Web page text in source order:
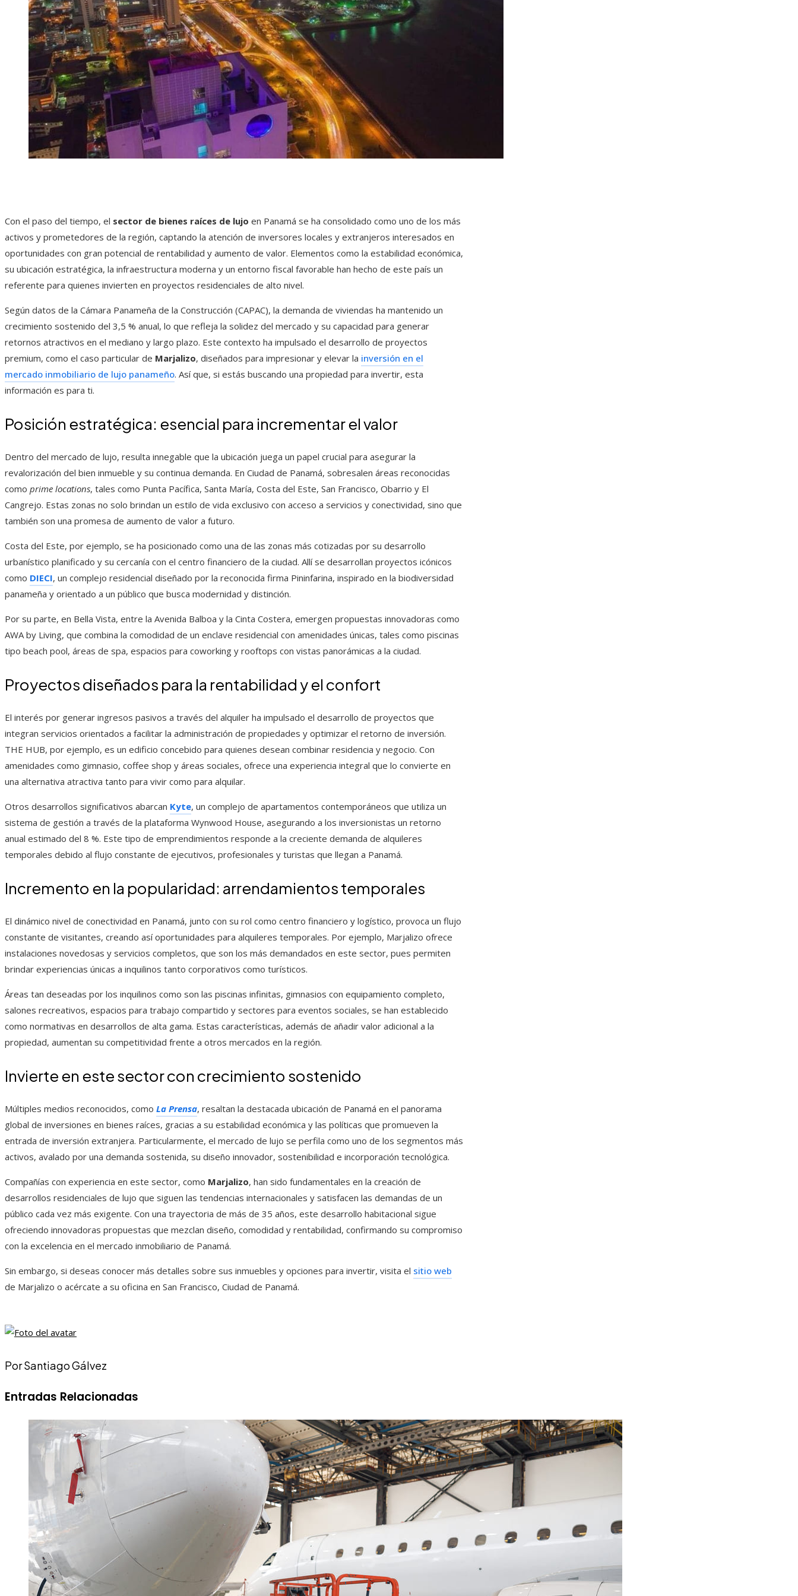
Con el paso del tiempo, el sector de bienes raíces de lujo en Panamá se ha consolidado como uno de los más
activos y prometedores de la región, captando la atención de inversores locales y extranjeros interesados en
oportunidades con gran potencial de rentabilidad y aumento de valor. Elementos como la estabilidad económica,
su ubicación estratégica, la infraestructura moderna y un entorno fiscal favorable han hecho de este país un
referente para quienes invierten en proyectos residenciales de alto nivel.
Según datos de la Cámara Panameña de la Construcción (CAPAC), la demanda de viviendas ha mantenido un
crecimiento sostenido del 3,5 % anual, lo que refleja la solidez del mercado y su capacidad para generar
retornos atractivos en el mediano y largo plazo. Este contexto ha impulsado el desarrollo de proyectos
premium, como el caso particular de Marjalizo, diseñados para impresionar y elevar la inversión en el
mercado inmobiliario de lujo panameño. Así que, si estás buscando una propiedad para invertir, esta
información es para ti.
Posición estratégica: esencial para incrementar el valor
Dentro del mercado de lujo, resulta innegable que la ubicación juega un papel crucial para asegurar la
revalorización del bien inmueble y su continua demanda. En Ciudad de Panamá, sobresalen áreas reconocidas
como prime locations, tales como Punta Pacífica, Santa María, Costa del Este, San Francisco, Obarrio y El
Cangrejo. Estas zonas no solo brindan un estilo de vida exclusivo con acceso a servicios y conectividad, sino que
también son una promesa de aumento de valor a futuro.
Costa del Este, por ejemplo, se ha posicionado como una de las zonas más cotizadas por su desarrollo
urbanístico planificado y su cercanía con el centro financiero de la ciudad. Allí se desarrollan proyectos icónicos
como DIECI, un complejo residencial diseñado por la reconocida firma Pininfarina, inspirado en la biodiversidad
panameña y orientado a un público que busca modernidad y distinción.
Por su parte, en Bella Vista, entre la Avenida Balboa y la Cinta Costera, emergen propuestas innovadoras como
AWA by Living, que combina la comodidad de un enclave residencial con amenidades únicas, tales como piscinas
tipo beach pool, áreas de spa, espacios para coworking y rooftops con vistas panorámicas a la ciudad.
Proyectos diseñados para la rentabilidad y el confort
El interés por generar ingresos pasivos a través del alquiler ha impulsado el desarrollo de proyectos que
integran servicios orientados a facilitar la administración de propiedades y optimizar el retorno de inversión.
THE HUB, por ejemplo, es un edificio concebido para quienes desean combinar residencia y negocio. Con
amenidades como gimnasio, coffee shop y áreas sociales, ofrece una experiencia integral que lo convierte en
una alternativa atractiva tanto para vivir como para alquilar.
Otros desarrollos significativos abarcan Kyte, un complejo de apartamentos contemporáneos que utiliza un
sistema de gestión a través de la plataforma Wynwood House, asegurando a los inversionistas un retorno
anual estimado del 8 %. Este tipo de emprendimientos responde a la creciente demanda de alquileres
temporales debido al flujo constante de ejecutivos, profesionales y turistas que llegan a Panamá.
Incremento en la popularidad: arrendamientos temporales
El dinámico nivel de conectividad en Panamá, junto con su rol como centro financiero y logístico, provoca un flujo
constante de visitantes, creando así oportunidades para alquileres temporales. Por ejemplo, Marjalizo ofrece
instalaciones novedosas y servicios completos, que son los más demandados en este sector, pues permiten
brindar experiencias únicas a inquilinos tanto corporativos como turísticos.
Áreas tan deseadas por los inquilinos como son las piscinas infinitas, gimnasios con equipamiento completo,
salones recreativos, espacios para trabajo compartido y sectores para eventos sociales, se han establecido
como normativas en desarrollos de alta gama. Estas características, además de añadir valor adicional a la
propiedad, aumentan su competitividad frente a otros mercados en la región.
Invierte en este sector con crecimiento sostenido
Múltiples medios reconocidos, como La Prensa, resaltan la destacada ubicación de Panamá en el panorama
global de inversiones en bienes raíces, gracias a su estabilidad económica y las políticas que promueven la
entrada de inversión extranjera. Particularmente, el mercado de lujo se perfila como uno de los segmentos más
activos, avalado por una demanda sostenida, su diseño innovador, sostenibilidad e incorporación tecnológica.
Compañías con experiencia en este sector, como Marjalizo, han sido fundamentales en la creación de
desarrollos residenciales de lujo que siguen las tendencias internacionales y satisfacen las demandas de un
público cada vez más exigente. Con una trayectoria de más de 35 años, este desarrollo habitacional sigue
ofreciendo innovadoras propuestas que mezclan diseño, comodidad y rentabilidad, confirmando su compromiso
con la excelencia en el mercado inmobiliario de Panamá.
Sin embargo, si deseas conocer más detalles sobre sus inmuebles y opciones para invertir, visita el sitio web
de Marjalizo o acércate a su oficina en San Francisco, Ciudad de Panamá.
Por Santiago Gálvez
Entradas Relacionadas